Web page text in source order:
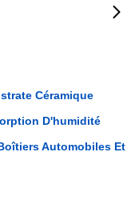
Céramique
D'humidité
Automobiles Et